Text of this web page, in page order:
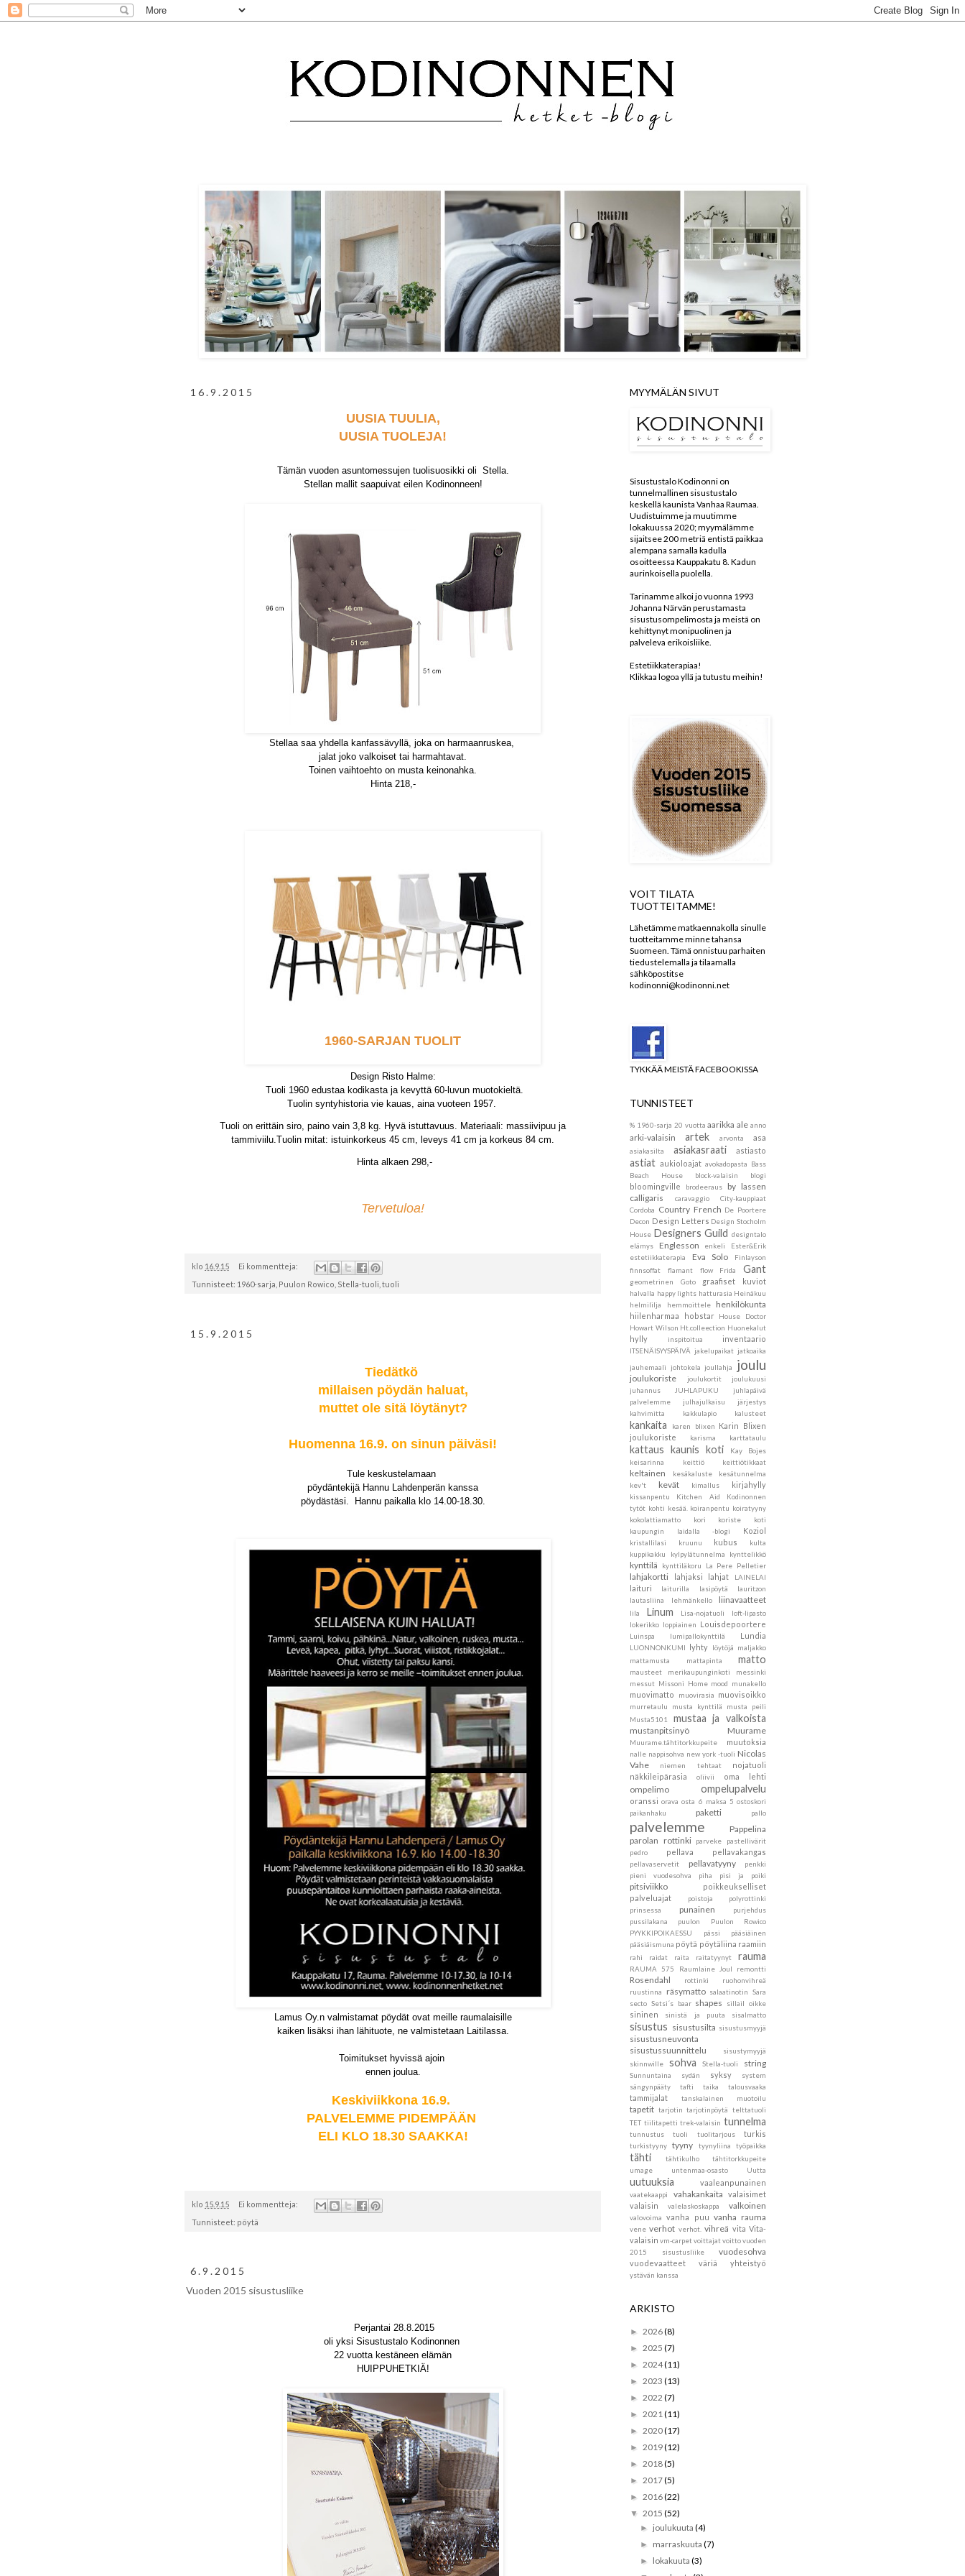
16.9.2015
UUSIA TUULIA,
UUSIA TUOLEJA!
Tämän vuoden asuntomessujen tuolisuosikki oli Stella.
Stellan mallit saapuivat eilen Kodinonneen!
Stellaa saa yhdella kanfassävyllä, joka on harmaanruskea,
jalat joko valkoiset tai harmahtavat.
Toinen vaihtoehto on musta keinonahka.
Hinta 218,-
1960-SARJAN TUOLIT
Design Risto Halme:
Tuoli 1960 edustaa kodikasta ja kevyttä 60-luvun muotokieltä.
Tuolin syntyhistoria vie kauas, aina vuoteen 1957.
Tuoli on erittäin siro, paino vain 3,8 kg.
Hyvä istuttavuus. Materiaali: massiivipuu ja
tammiviilu.Tuolin mitat: istuinkorkeus 45 cm, leveys 41 cm ja korkeus 84 cm.
Hinta alkaen 298,-
Tervetuloa!
klo 16.9.15
Ei kommentteja:
Tunnisteet: 1960-sarja Puulon Rowico Stella-tuoli tuoli
15.9.2015
Tiedätkö
millaisen pöydän haluat,
muttet ole sitä löytänyt?
Huomenna 16.9. on sinun päiväsi!
Tule keskustelamaan
pöydäntekijä Hannu Lahdenperän kanssa
pöydästäsi. Hannu paikalla klo 14.00-18.30.
Lamus Oy.n valmistamat pöydät ovat meille raumalaisille
kaiken lisäksi ihan lähituote, ne valmistetaan Laitilassa.
Toimitukset hyvissä ajoin
ennen joulua.
Keskiviikkona 16.9.
PALVELEMME PIDEMPÄÄN
ELI KLO 18.30 SAAKKA!
klo 15.9.15
Ei kommentteja:
Tunnisteet: pöytä
6.9.2015
Vuoden 2015 sisustusliike
Perjantai 28.8.2015
oli yksi Sisustustalo Kodinonnen
22 vuotta kestäneen elämän
HUIPPUHETKIÄ!
MYYMÄLÄN SIVUT
Sisustustalo Kodinonni on
tunnelmallinen sisustustalo
keskellä kaunista Vanhaa Raumaa.
Uudistuimme ja muutimme
lokakuussa 2020; myymälämme
sijaitsee 200 metriä entistä paikkaa
alempana samalla kadulla
osoitteessa Kauppakatu 8. Kadun
aurinkoisella puolella.
Tarinamme alkoi jo vuonna 1993
Johanna Närvän perustamasta
sisustusompelimosta ja meistä on
kehittynyt monipuolinen ja
palveleva erikoisliike.
Estetiikkaterapiaa!
Klikkaa logoa yllä ja tutustu meihin!
VOIT TILATA
TUOTTEITAMME!
Lähetämme matkaennakolla sinulle
tuotteitamme minne tahansa
Suomeen. Tämä onnistuu parhaiten
tiedustelemalla ja tilaamalla
sähköpostitse
kodinonni@kodinonni.net
TYKKÄÄ MEISTÄ FACEBOOKISSA
TUNNISTEET
% 1960-sarja 20 vuotta aarikka ale anno
arki-valaisin artek arvonta asa
asiakasilta asiakasraati astiasto
astiat aukioloajat avokadopasta
Bass
Beach House
block-valaisin blogi
bloomingville brodeeraus
by lassen
calligaris
caravaggio
City-kauppiaat
Cordoba
Country French De Poortere
Decon Design Letters Design Stocholm
House Designers Guild designtalo
elämys
Englesson enkeli
Ester&Erik
estetiikkaterapia
Eva Solo
Finlayson
finnsoffat
flamant flow Frida Gant
geometrinen Goto graafiset kuviot
halvalla happy lights hatturasia Heinäkuu
helmililja
hemmoittele henkilökunta
hiilenharmaa hobstar
House Doctor
Howart Wilson Ht.colleection Huonekalut
hylly inspitoitua inventaario
ITSENÄISYYSPÄIVÄ jakelupaikat jatkoaika
jauhemaali johtokela joullahja joulu
joulukoriste joulukortit
joulukuusi
juhannus
JUHLAPUKU
juhlapäivä
palvelemme
julhajulkaisu
järjestys
kahvimitta
kakkulapio kalusteet
kankaita karen blixen
Karin Blixen
joulukoriste
karisma karttataulu
kattaus kaunis koti
Kay Bojes
keisarinna
keittiö keittiötikkaat
keltainen kesäkaluste
kesätunnelma
kev't
kevät kimallus kirjahylly
kissanpentu Kitchen Aid
Kodinonnen
tytöt kohti kesää. koiranpentu koiratyyny
kokolattiamatto
kori koriste
koti
kaupungin laidalla -blogi
Koziol
kristallilasi kruunu kubus
kulta
kuppikakku
kylpylätunnelma kynttelikkö
kynttilä kynttiläkoru La Pere Pelletier
lahjakortti lahjaksi lahjat LAINELAI
laituri laiturilla lasipöytä
lauritzon
lautasliina
lehmänkello liinavaatteet
lila Linum Lisa-nojatuoli
loft-lipasto
lokerikko loppiainen Louisdepoortere
Luinspa lumipallokynttilä Lundia
LUONNONKUMI lyhty löytöjä
maljakko
mattamusta
mattapinta matto
mausteet merikaupunginkoti
messinki
messut Missoni Home mood munakello
muovimatto muovirasia muovisoikko
murretaulu musta kynttilä
musta peili
Musta5101
mustaa ja valkoista
mustanpitsinyö Muurame
Muurame.tähtitorkkupeite muutoksia
nalle nappisohva new york -tuoli Nicolas
Vahe
niemen tehtaat
nojatuoli
näkkileipärasia
oliivii oma lehti
ompelimo ompelupalvelu
oranssi orava osta 6 maksa 5 ostoskori
paikanhaku
paketti pallo
palvelemme
Pappelina
parolan rottinki
parveke
pastellivärit
pedro
pellava pellavakangas
pellavaservetit pellavatyyny
penkki
pieni vuodesohva
piha pisi ja poiki
pitsiviikko
poikkeukselliset
palveluajat
poistoja
polyrottinki
prinsessa
punainen
purjehdus
pussilakana
puulon
Puulon Rowico
PYYKKIPOIKAESSU
pässi
pääsiäinen
pääsiäismuna pöytä pöytäliina raamiin
rahi raidat raita raitatyynyt rauma
RAUMA 575 Raumlaine Joul remontti
Rosendahl rottinki
ruohonvihreä
ruustinna
räsymatto salaatinotin
Sara
secto Setsi´s baar shapes sillail oikke
sininen sinistä ja puuta sisalmatto
sisustus sisustusilta sisustusmyyjä
sisustusneuvonta
sisustussuunnittelu
sisustymyyjä
skinnwille
sohva Stella-tuoli string
Sunnuntaina sydän syksy
system
sängynpääty
tafti taika talousvaaka
tammijalat tanskalainen muotoilu
tapetit tarjotin tarjotinpöytä
telttatuoli
TET tiilitapetti trek-valaisin tunnelma
tunnustus tuoli tuolitarjous turkis
turkistyyny tyyny tyynyliina työpaikka
tähti tähtikulho
tähtitorkkupeite
umage
untenmaa-osasto Uutta
uutuuksia vaaleanpunainen
vaatekaappi vahakankaita
valaisimet
valaisin
valelaskoskappa valkoinen
valovoima vanha puu vanha rauma
vene verhot verhot. vihreä vita Vita-
valaisin vm-carpetvoittajatvoittovuoden
2015 sisustusliike
vuodesohva
vuodevaatteet väriä yhteistyö
ystävän kanssa
ARKISTO
► 2026(8)
► 2025 (7)
► 2024(11)
► 2023 (13)
► 2022 (7)
► 2021(11)
► 2020(17)
► 2019(12)
► 2018(5)
► 2017(5)
► 2016(22)
▼ 2015 (52)
► joulukuuta(4)
► marraskuuta(7)
► lokakuuta(3)